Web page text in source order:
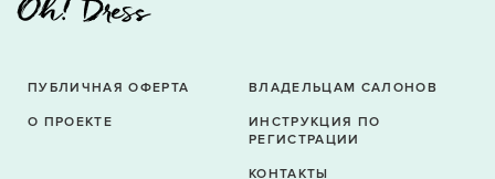
ПУБЛИЧНАЯ ОФЕРТА
О ПРОЕКТЕ
ВЛАДЕЛЬЦАМ САЛОНОВ
ИНСТРУКЦИЯ ПО
РЕГИСТРАЦИИ
КОНТАКТЫ